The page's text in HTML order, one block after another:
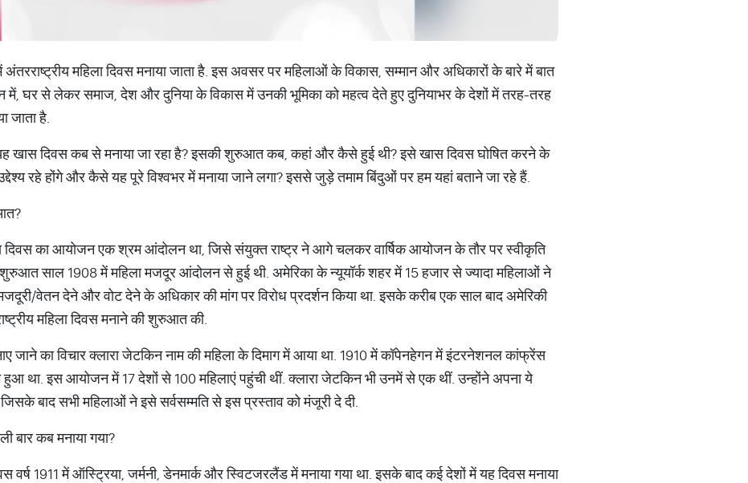
अंतरराष्ट्रीय महिला दिवस मनाया जाता है. इस अवसर पर महिलाओं के विकास, सम्मान और अधिकारों के बारे में बात
में, घर से लेकर समाज, देश और दुनिया के विकास में उनकी भूमिका को महत्व देते हुए दुनियाभर के देशों में तरह-तरह
जाता है.
खास दिवस कब से मनाया जा रहा है? इसकी शुरुआत कब, कहां और कैसे हुई थी? इसे खास दिवस घोषित करने के
रहे होंगे और कैसे यह पूरे विश्वभर में मनाया जाने लगा? इससे जुड़े तमाम बिंदुओं पर हम यहां बताने जा रहे हैं.
दिवस का आयोजन एक श्रम आंदोलन था, जिसे संयुक्त राष्ट्र ने आगे चलकर वार्षिक आयोजन के तौर पर स्वीकृति
शुरुआत साल 1908 में महिला मजदूर आंदोलन से हुई थी. अमेरिका के न्यूयॉर्क शहर में 15 हजार से ज्यादा महिलाओं ने
वेतन देने और वोट देने के अधिकार की मांग पर विरोध प्रदर्शन किया था. इसके करीब एक साल बाद अमेरिकी
महिला दिवस मनाने की शुरुआत की.
जाने का विचार क्लारा जेटकिन नाम की महिला के दिमाग में आया था. 1910 में कॉपेनहेगन में इंटरनेशनल कांफ्रेंस
था. इस आयोजन में 17 देशों से 100 महिलाएं पहुंची थीं. क्लारा जेटकिन भी उनमें से एक थीं. उन्होंने अपना ये
बाद सभी महिलाओं ने इसे सर्वसम्मति से इस प्रस्ताव को मंजूरी दे दी.
बार कब मनाया गया?
वर्ष 1911 में ऑस्ट्रिया, जर्मनी, डेनमार्क और स्विटजरलैंड में मनाया गया था. इसके बाद कई देशों में यह दिवस मनाया